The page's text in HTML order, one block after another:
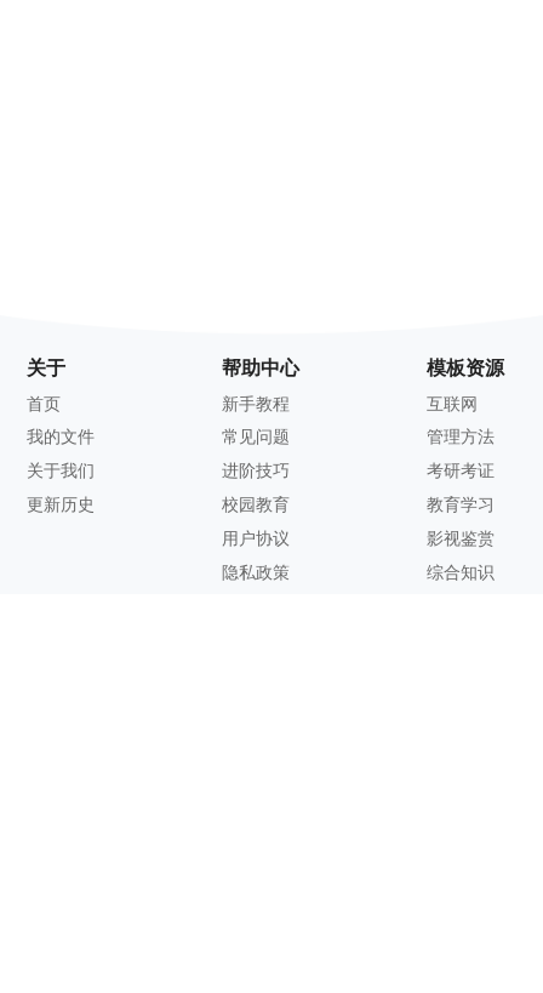
关于
首页
我的文件
关于我们
更新历史
帮助中心
新手教程
常见问题
进阶技巧
校园教育
用户协议
隐私政策
模板资源
互联网
管理方法
考研考证
教育学习
影视鉴赏
综合知识